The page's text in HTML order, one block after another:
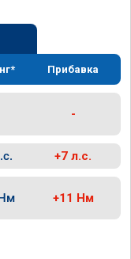
Прибавка
-
+7 л.с.
+11 Нм